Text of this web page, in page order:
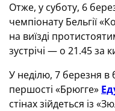
Отже, у суботу, 6
чемпіонату Бельгії
на виїзді
зустрічі — о 21.45 за
У неділю, 7 березня в
першості «Брюгге»
стінах зійдеться із